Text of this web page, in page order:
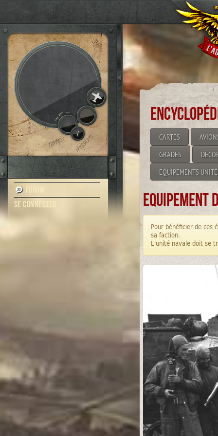
/
Se connecter
CARTES
GRADES
EQUIPEMENTS
Pour bénéficier de
sa faction.
L'unité navale doit se